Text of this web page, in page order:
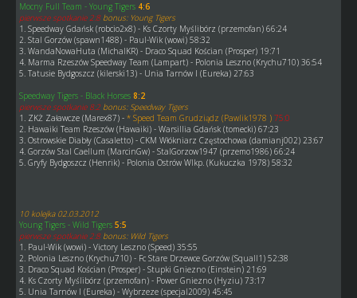
Mocny Full Team - Young Tigers 4:6
pierwsze spotkanie 2:8 bonus: Young Tigers
1. Speedway Gdańsk (robcio2x8) - Ks Czorty Myślibórz (przemofan) 66:24
2. Stal Gorzów (spawn1488) - Paul-Wik (wowi) 58:32
3. WandaNowaHuta (MichalKR) - Draco Squad Kościan (Prosper) 19:71
4. Marma Rzeszów Speedway Team (Lampart) - Polonia Leszno (Krychu710) 36:54
5. Tatusie Bydgoszcz (kilerski13) - Unia Tarnów I (Eureka) 27:63
Speedway Tigers - Black Horses 8:2
pierwsze spotkanie 8:2 bonus: Speedway Tigers
1. ZKŻ Załawcze (Marex87) - * Speed Team Grudziądz (Pawlik1978 ) 75:0
2. Hawaiki Team Rzeszów (Hawaiki) - Warsillia Gdańsk (tomecki) 67:23
3. Ostrowskie Diabły (Casaletto) - CKM Włókniarz Częstochowa (damianj002) 23:67
4. Gorzów Stal Caellum (MarcinGw) - StalGorzow1947 (przemo1986) 66:24
5. Gryfy Bydgoszcz (Henrik) - Polonia Ostrów Wlkp. (Kukuczka 1978) 58:32
10 kolejka 02.03.2012
Young Tigers - Wild Tigers 5:5
pierwsze spotkanie 2:8 bonus: Wild Tigers
1. Paul-Wik (wowi) - Victory Leszno (Speed) 35:55
2. Polonia Leszno (Krychu710) - Fc Stare Drzewce Gorzów (Squall1) 52:38
3. Draco Squad Kościan (Prosper) - Stupki Gniezno (Einstein) 21:69
4. Ks Czorty Myślibórz (przemofan) - Power Gniezno (Hyziu) 73:17
5. Unia Tarnów I (Eureka) - Wybrzeze (specjal2009) 45:45